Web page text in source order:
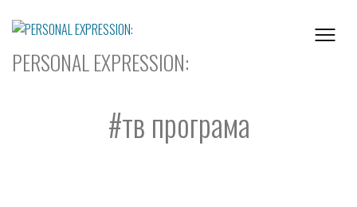
PERSONAL EXPRESSION:
#тв програма